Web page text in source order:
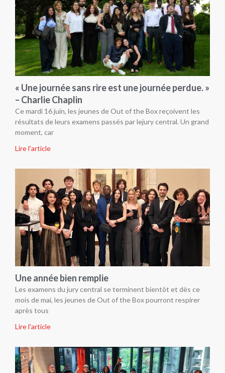
« Une journée sans rire est une journée perdue. »
– Charlie Chaplin
Ce mardi 16 juin, les jeunes de Out of the Box reçoivent les
résultats de leurs examens passés par lejury central. Un grand
moment, car
Lire l'article
Une année bien remplie
Les examens du jury central se terminent bientôt et dès ce
mois de mai, les jeunes de Out of the Box pourront respirer
après tous
Lire l'article